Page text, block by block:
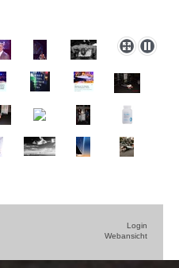
Login
Webansicht